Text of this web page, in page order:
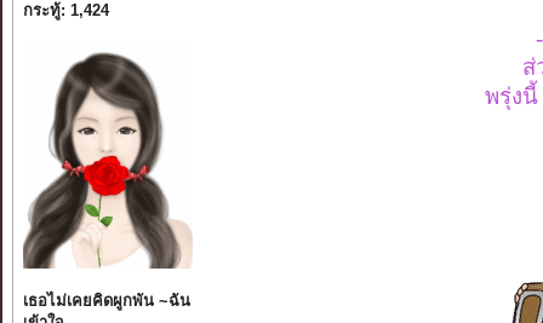
กระทู้: 1,424
เธอไม่เคยคิดผูกพัน ~ฉัน
ส่
พรุ่ง